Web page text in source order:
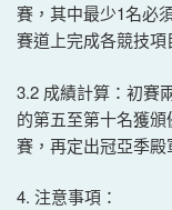
賽，其中最少1名必
賽道上完成各競技項
3.2 成績計算：初賽
的第五至第十名獲
賽，再定出冠亞季殿
4. 注意事項：